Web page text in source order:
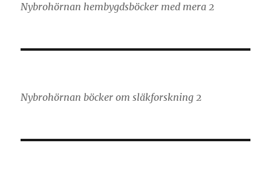
Nybrohörnan hembygdsböcker med mera 2
Nybrohörnan böcker om släkforskning 2